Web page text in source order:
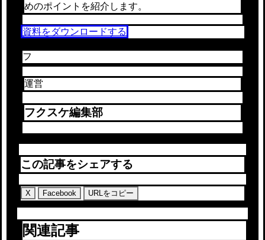
めのポイントを紹介します。
資料をダウンロードする
フ
運営
フクスケ編集部
この記事をシェアする
X Facebook URLをコピー
関連記事